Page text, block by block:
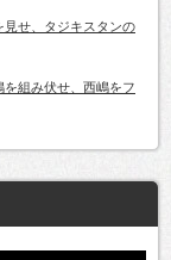
見せ、タジキスタンの
を組み伏せ、西嶋をフ